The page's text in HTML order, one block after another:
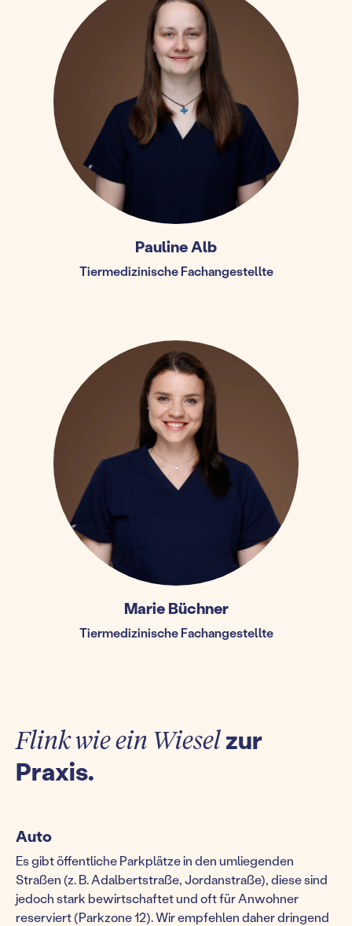
Pauline Alb
Tiermedizinische Fachangestellte
Marie Büchner
Tiermedizinische Fachangestellte
Flink wie ein Wieselzur
Praxis.
Auto
Es gibt öffentliche Parkplätze in den umliegenden
Straßen (z. B. Adalbertstraße, Jordanstraße), diese sind
jedoch stark bewirtschaftet und oft für Anwohner
reserviert (Parkzone 12). Wir empfehlen daher dringend